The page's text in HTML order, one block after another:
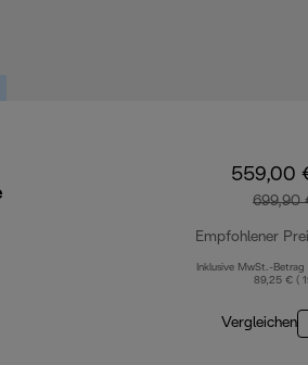
559,00
699,90
Empfohlener
Inklusive MwSt.-Betrag
89,25 € (
Vergleichen